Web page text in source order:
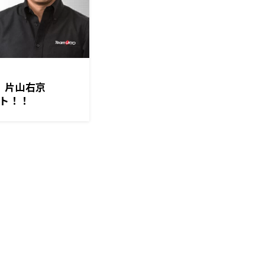
片山右京
！！